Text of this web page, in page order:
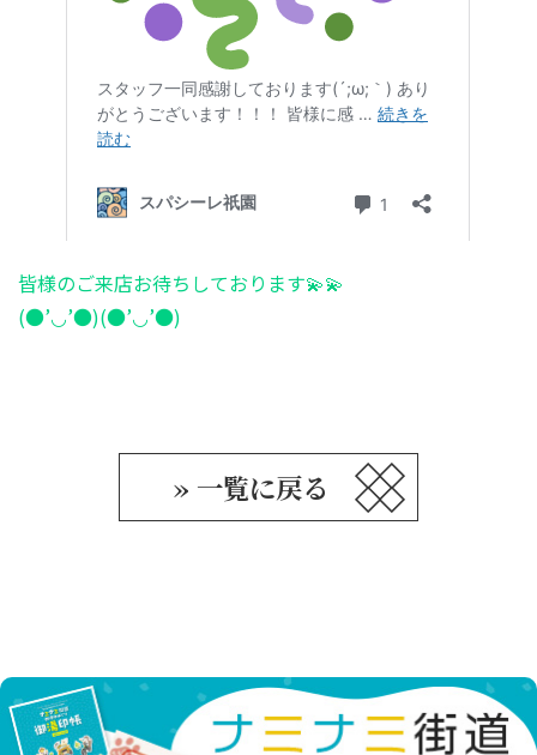
皆様のご来店お待ちしております💫💫
(●’◡’●)(●’◡’●)
» 一覧に戻る